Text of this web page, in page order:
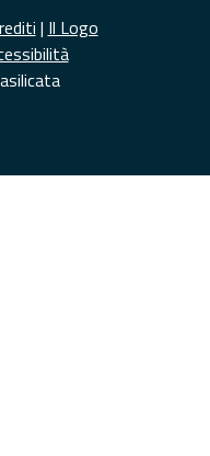
| Il Logo